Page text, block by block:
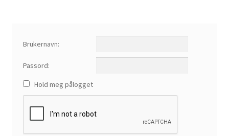
Brukernavn:
Passord:
Hold meg pålogget